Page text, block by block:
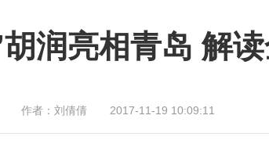
胡润亮相青岛 解
作者： 刘倩倩 2017-11-19 10:09:11